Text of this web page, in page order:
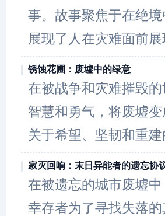
事。故事聚焦于在绝
展现了人在灾难面前
锈蚀花圃：废墟中的绿意
在被战争和灾难摧毁
智慧和勇气，将废墟
关于希望、坚韧和重建
寂灭回响：末日异能者的遗忘协
在被遗忘的城市废墟
幸存者为了寻找失落